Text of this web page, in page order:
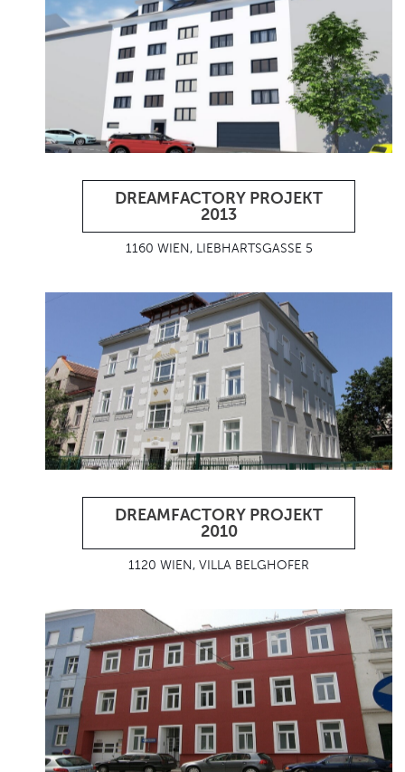
DREAMFACTORY PROJEKT
2013
1160 WIEN, LIEBHARTSGASSE 5
DREAMFACTORY PROJEKT
2010
1120 WIEN, VILLA BELGHOFER